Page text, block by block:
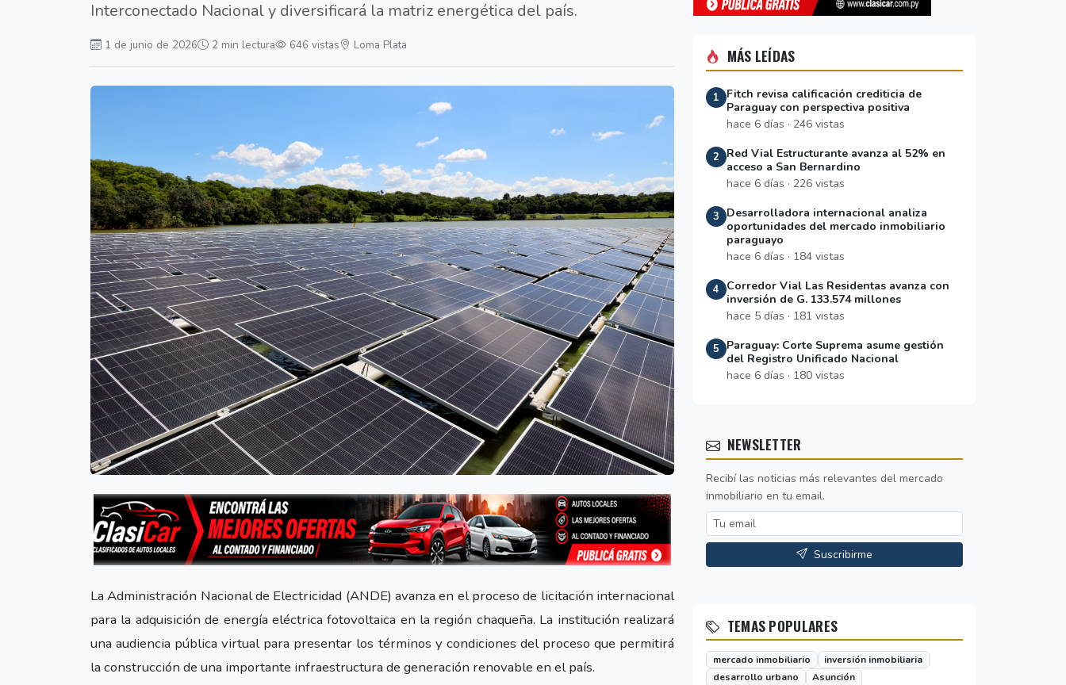
Interconectado Nacional y diversificará la matriz energética del país.
1 de junio de 2026 2 min lectura 646 vistas Loma Plata
La Administración Nacional de Electricidad (ANDE) avanza en el proceso de licitación internacional
para la adquisición de energía eléctrica fotovoltaica en la región chaqueña. La institución realizará
una audiencia pública virtual para presentar los términos y condiciones del proceso que permitirá
la construcción de una importante infraestructura de generación renovable en el país.
MÁS LEÍDAS
1
Fitch revisa calificación crediticia de
Paraguay con perspectiva positiva
hace 6 días · 246 vistas
2
Red Vial Estructurante avanza al 52% en
acceso a San Bernardino
hace 6 días · 226 vistas
3
Desarrolladora internacional analiza
oportunidades del mercado inmobiliario
paraguayo
hace 6 días · 184 vistas
4
Corredor Vial Las Residentas avanza con
inversión de G. 133.574 millones
hace 5 días · 181 vistas
5
Paraguay: Corte Suprema asume gestión
del Registro Unificado Nacional
hace 6 días · 180 vistas
NEWSLETTER
Recibí las noticias más relevantes del mercado
inmobiliario en tu email.
Suscribirme
TEMAS POPULARES
mercado inmobiliario
inversión inmobiliaria
desarrollo urbano
Asunción